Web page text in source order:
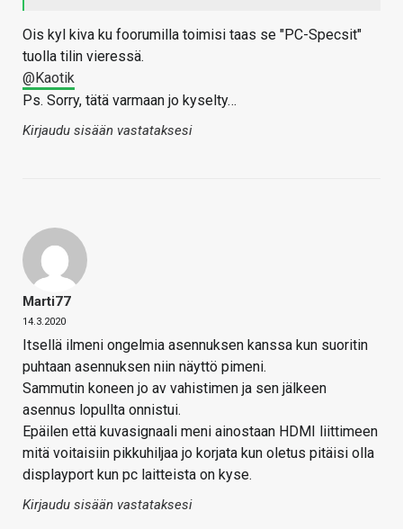
Ois kyl kiva ku foorumilla toimisi taas se "PC-Specsit"
tuolla tilin vieressä.
@Kaotik
Ps. Sorry, tätä varmaan jo kyselty…
Kirjaudu sisään vastataksesi
Marti77
14.3.2020
Itsellä ilmeni ongelmia asennuksen kanssa kun suoritin
puhtaan asennuksen niin näyttö pimeni.
Sammutin koneen jo av vahistimen ja sen jälkeen
asennus lopullta onnistui.
Epäilen että kuvasignaali meni ainostaan HDMI liittimeen
mitä voitaisiin pikkuhiljaa jo korjata kun oletus pitäisi olla
displayport kun pc laitteista on kyse.
Kirjaudu sisään vastataksesi